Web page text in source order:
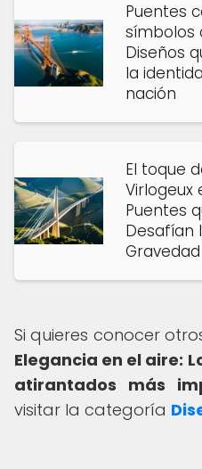
Puentes
símbolos
Diseños
la
nación
El toque
Virlogeux
Puentes
Desafían
Gravedad
Si quieres conocer
Elegancia en el aire:
atirantados más
visitar la categoría